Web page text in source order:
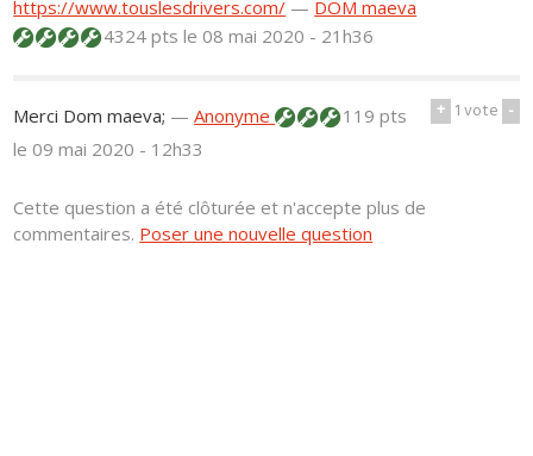
https://www.touslesdrivers.com/ — DOM maeva
4324 ptsle 08 mai 2020 - 21h36
+ 1vote -
Merci Dom maeva; —Anonyme
119 pts
le 09 mai 2020 - 12h33
Cette question a été clôturée et n'accepte plus de
commentaires. Poser une nouvelle question